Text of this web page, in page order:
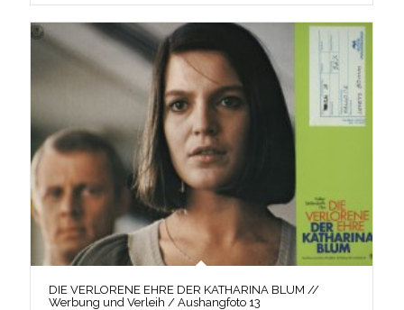
DIE VERLORENE EHRE DER KATHARINA BLUM //
Werbung und Verleih / Aushangfoto 13